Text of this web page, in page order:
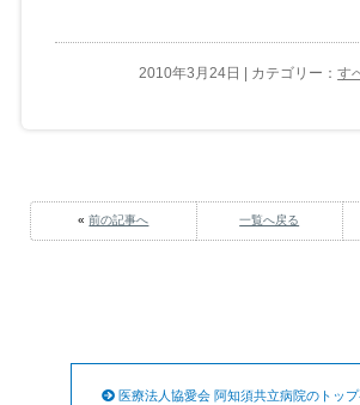
2010年3月24日 | カテゴリー：す
«前の記事へ 一覧へ戻る
医療法人協愛会 阿知須共立病院のトッ